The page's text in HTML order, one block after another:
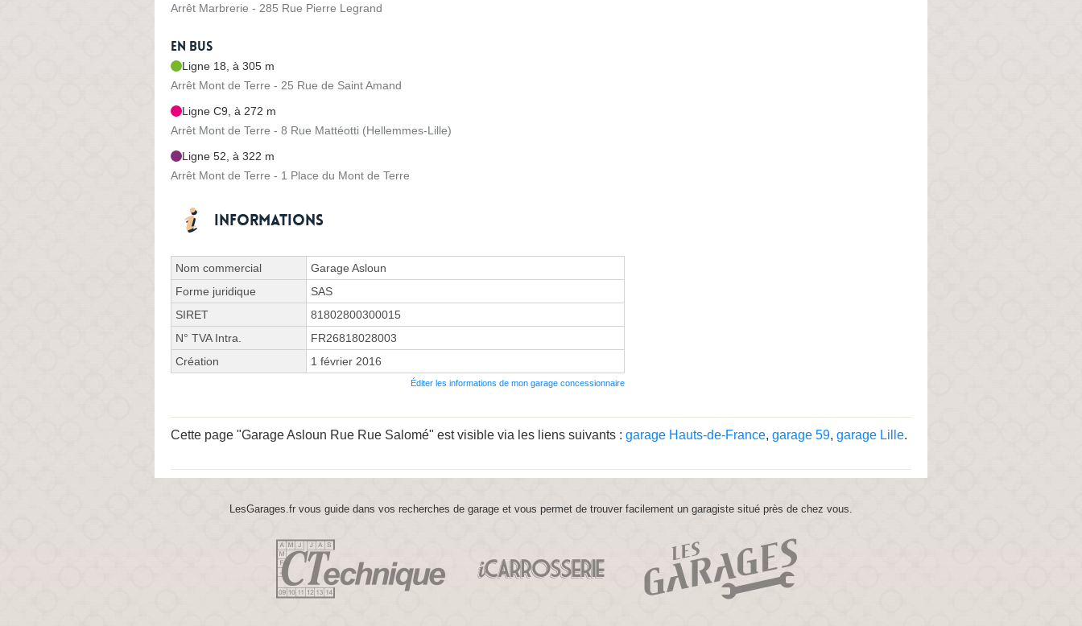
Arrêt Marbrerie - 285 Rue Pierre Legrand
En bus
Ligne 18, à 305 m
Arrêt Mont de Terre - 25 Rue de Saint Amand
Ligne C9, à 272 m
Arrêt Mont de Terre - 8 Rue Mattéotti (Hellemmes-Lille)
Ligne 52, à 322 m
Arrêt Mont de Terre - 1 Place du Mont de Terre
Informations
Nom commercial
Garage Asloun
Forme juridique
SAS
SIRET
81802800300015
N° TVA Intra.
FR26818028003
Création
1 février 2016
Éditer les informations de mon garage concessionnaire
Cette page "Garage Asloun Rue Rue Salomé" est visible via les liens suivants : garage Hauts-de-France, garage 59, garage Lille.
LesGarages.fr vous guide dans vos recherches de garage et vous permet de trouver facilement un garagiste situé près de chez vous.